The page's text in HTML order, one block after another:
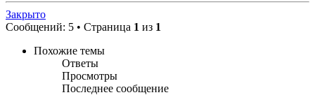
Закрыто
Сообщений: 5 • Страница 1 из 1
Похожие темы
Ответы
Просмотры
Последнее сообщение